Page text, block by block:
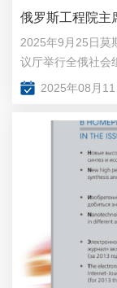
俄罗斯工程院主
2025年9月25日莫
议厅举行全俄社会
2025年08月11